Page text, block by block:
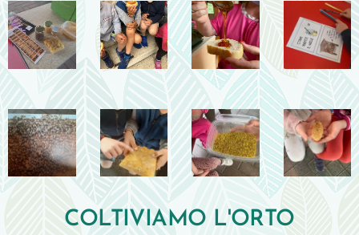
COLTIVIAMO L'ORTO